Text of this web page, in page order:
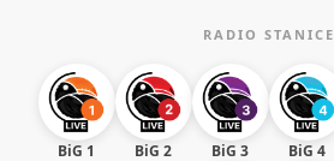
RADIO STANICE
BiG 1 BiG 2 BiG 3 BiG 4